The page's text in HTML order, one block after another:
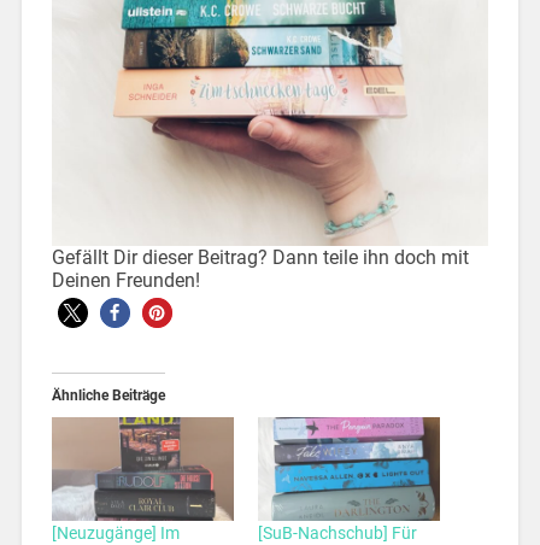
Gefällt Dir dieser Beitrag? Dann teile ihn doch mit
Deinen Freunden!
Ähnliche Beiträge
[Neuzugänge] Im
[SuB-Nachschub] Für